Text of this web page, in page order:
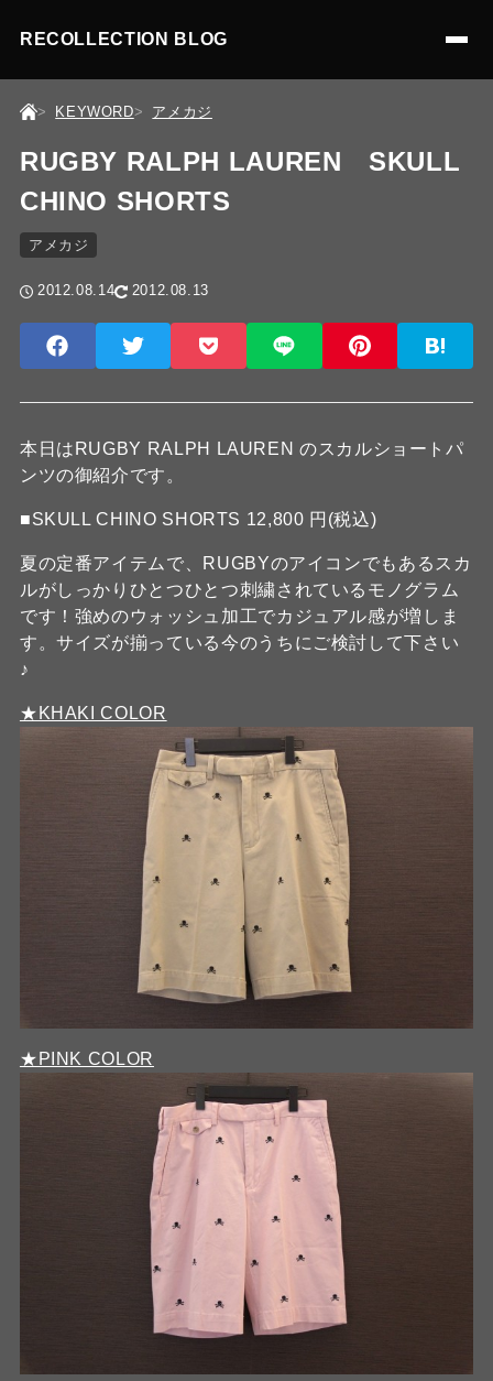
RECOLLECTION BLOG
KEYWORD アメカジ
RUGBY RALPH LAUREN SKULL
CHINO SHORTS
アメカジ
2012.08.14 2012.08.13
本日はRUGBY RALPH LAUREN のスカルショートパ
ンツの御紹介です。
■SKULL CHINO SHORTS 12,800 円(税込)
夏の定番アイテムで、RUGBYのアイコンでもあるスカ
ルがしっかりひとつひとつ刺繍されているモノグラム
です！強めのウォッシュ加工でカジュアル感が増しま
す。サイズが揃っている今のうちにご検討して下さい
♪
★KHAKI COLOR
★PINK COLOR